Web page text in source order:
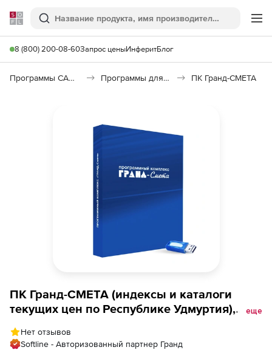
Softline
Поиск
8 (800) 200-08-60Запрос ценыИнферитБлог
Программы САПР и ГИС Программы для документооборота ПК Гранд-СМЕТА
ПК Гранд-СМЕТА (индексы и каталоги
текущих цен по Республике Удмуртия),
(за квартал) Доп. место
еще
Нет отзывов
Softline - Авторизованный партнер Гранд